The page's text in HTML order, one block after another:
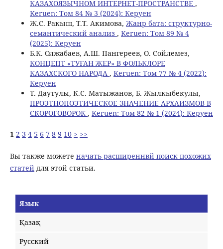
КАЗАХОЯЗЫЧНОМ ИНТЕРНЕТ-ПРОСТРАНСТВЕ ,
Keruen: Том 84 № 3 (2024): Керуен
Ж.С. Ракыш, Т.Т. Акимова, Жанр бата: структурно-
семантический анализ , Keruen: Том 89 № 4
(2025): Керуен
Б.К. Олжабаев, А.Ш. Пангереев, О. Сойлемез,
КОНЦЕПТ «ТУҒАН ЖЕР» В ФОЛЬКЛОРЕ
КАЗАХСКОГО НАРОДА , Keruen: Том 77 № 4 (2022):
Керуен
Т. Даутулы, К.С. Матыжанов, Б. Жылкыбекулы,
ПРОЭТНОПОЭТИЧЕСКОЕ ЗНАЧЕНИЕ АРХАИЗМОВ В
СКОРОГОВОРОК , Keruen: Том 82 № 1 (2024): Керуен
1 2 3 4 5 6 7 8 9 10 > >>
Вы также можете начать расширеннвй поиск похожих
статейдля этой статьи.
Язык
Қазақ
Русский